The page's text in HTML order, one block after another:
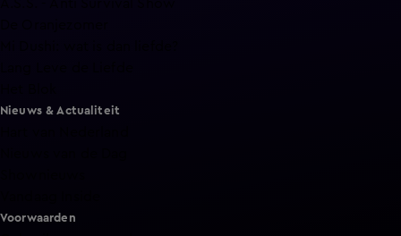
Nieuws & Actualiteit
Voorwaarden